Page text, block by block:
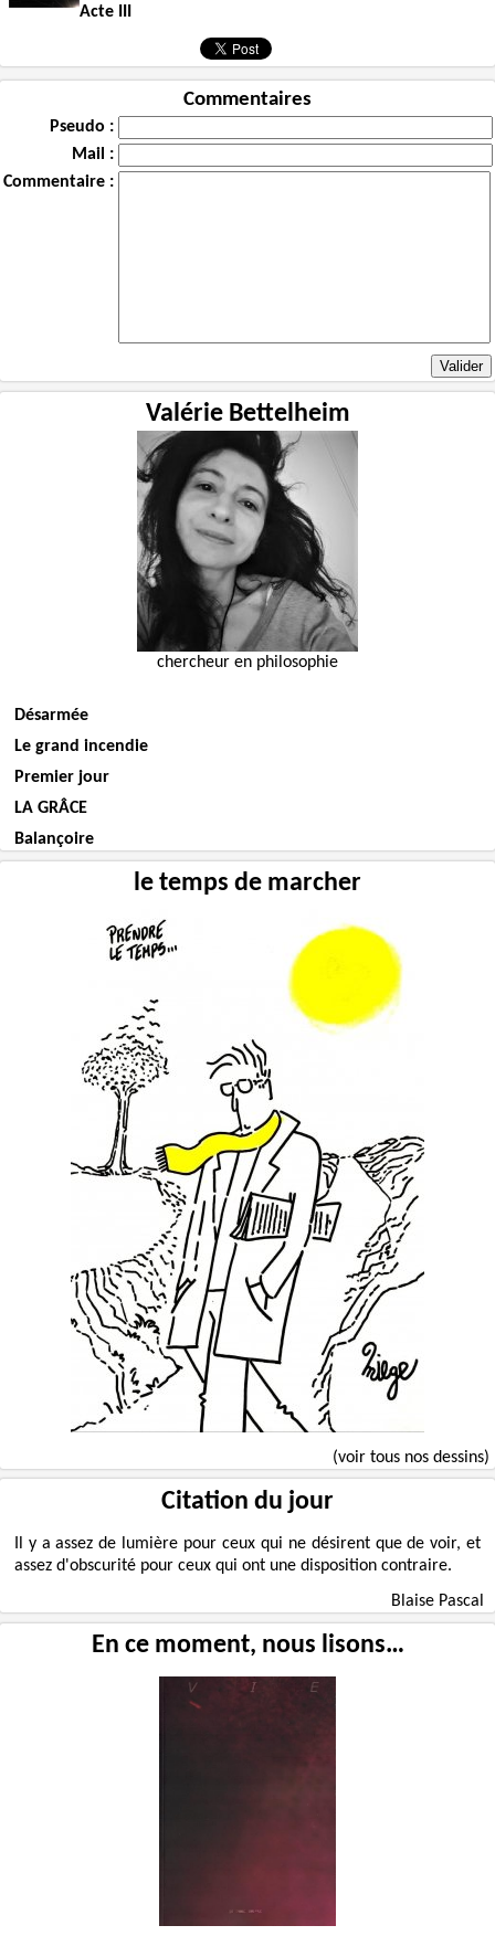
Acte III
Commentaires
Pseudo :
Mail :
Commentaire :
Valérie Bettelheim
chercheur en philosophie
Désarmée
Le grand incendie
Premier jour
LA GRÂCE
Balançoire
le temps de marcher
(voir tous nos dessins)
Citation du jour
Il y a assez de lumière pour ceux qui ne désirent que de voir, et
assez d'obscurité pour ceux qui ont une disposition contraire.
Blaise Pascal
En ce moment, nous lisons…